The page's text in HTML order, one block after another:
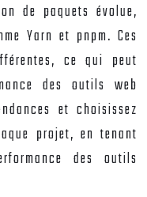
de paquets évolue,
Yarn et pnpm. Ces
ce qui peut
des outils web
et choisissez
projet, en tenant
des outils